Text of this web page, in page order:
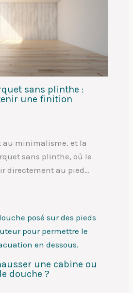
sans plinthe :
une finition
au minimalisme, et la
sans plinthe, où le
directement au pied…
une cabine ou
douche ?